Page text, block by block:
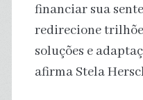
financiar sua
redirecione
soluções e
afirma Stela